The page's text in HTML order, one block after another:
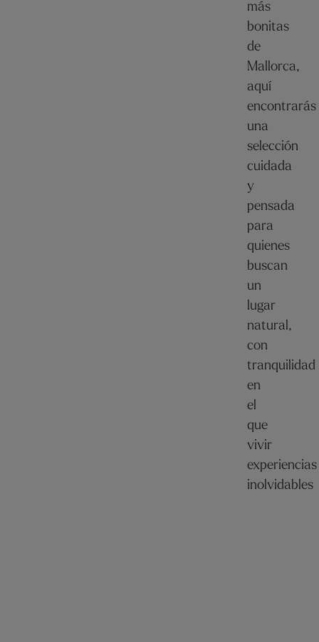
más
bonitas
de
Mallorca,
aquí
encontrarás
una
selección
cuidada
y
pensada
para
quienes
buscan
un
lugar
natural,
con
tranquilidad
en
el
que
vivir
experiencias
inolvidables